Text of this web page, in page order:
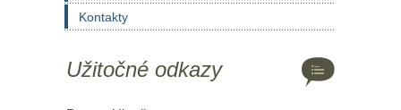
Kontakty
Užitočné odkazy